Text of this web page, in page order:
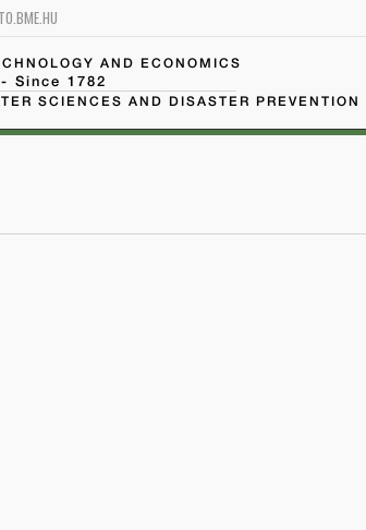
AND ECONOMICS
Since 1782
SCIENCES AND DISASTER PREVENTION